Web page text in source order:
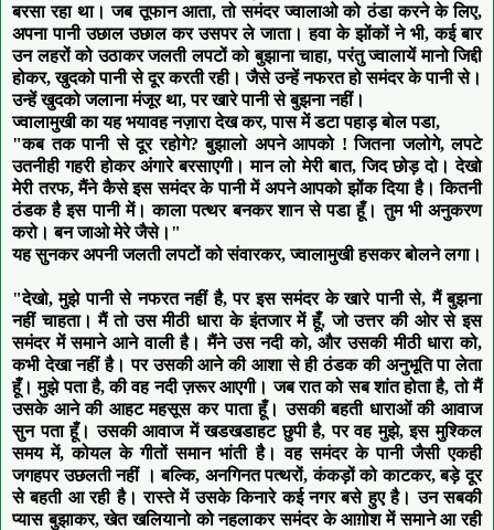
बरसा रहा था। जब तूफान आता, तो समंदर ज्वालाओ को ठंडा करने के लिए,
अपना पानी उछाल उछाल कर उसपर ले जाता। हवा के झोंकों ने भी, कई बार
उन लहरों को उठाकर जलती लपटों को बुझाना चाहा, परंतु ज्वालायें मानो जिद्दी
होकर, खुदको पानी से दूर करती रही। जैसे उन्हें नफरत हो समंदर के पानी से।
उन्हें खुदको जलाना मंजूर था, पर खारे पानी से बुझना नहीं।
ज्वालामुखी का यह भयावह नज़ारा देख कर, पास में डटा पहाड़ बोल पडा,
"कब तक पानी से दूर रहोगे? बुझालो अपने आपको ! जितना जलोगे, लपटे
उतनीही गहरी होकर अंगारे बरसाएगी। मान लो मेरी बात, जिद छोड़ दो। देखो
मेरी तरफ, मैंने कैसे इस समंदर के पानी में अपने आपको झोंक दिया है। कितनी
ठंडक है इस पानी में। काला पत्थर बनकर शान से पडा हूँ। तुम भी अनुकरण
करो। बन जाओ मेरे जैसे।"
यह सुनकर अपनी जलती लपटों को संवारकर, ज्वालामुखी हसकर बोलने लगा।
"देखो, मुझे पानी से नफरत नहीं है, पर इस समंदर के खारे पानी से, मैं बुझना
नहीं चाहता। मैं तो उस मीठी धारा के इंतजार में हूँ, जो उत्तर की ओर से इस
समंदर में समाने आने वाली है। मैंने उस नदी को, और उसकी मीठी धारा को,
कभी देखा नहीं है। पर उसकी आने की आशा से ही ठंडक की अनुभूति पा लेता
हूँ। मुझे पता है, की वह नदी ज़रूर आएगी। जब रात को सब शांत होता है, तो मैं
उसके आने की आहट महसूस कर पाता हूँ। उसकी बहती धाराओं की आवाज
सुन पता हूँ। उसकी आवाज में खडखडाहट छुपी है, पर वह मुझे, इस मुश्किल
समय में, कोयल के गीतों समान भांती है। वह समंदर के पानी जैसी एकही
जगहपर उछलती नहीं । बल्कि, अनगिनत पत्थरों, कंकड़ों को काटकर, बड़े दूर
से बहती आ रही है। रास्ते में उसके किनारे कई नगर बसे हुए है। उन सबकी
प्यास बुझाकर, खेत खलियानो को नहलाकर समंदर के आग़ोश में समाने आ रही